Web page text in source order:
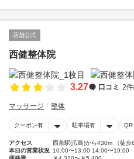
店舗公式
西健整体院
3.27 口コミ 2件
マッサージ 整体
クーポン有 駐車場有 QR
アクセス
西条駅(広島)から430m （徒歩6
本日の営業状況 10:00〜13:00 14:00〜19:00